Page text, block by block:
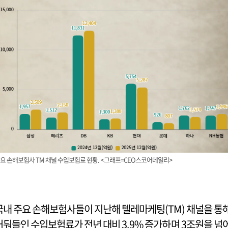
손해보험사 TM 채널 수입보험료 현황. <그래프=CEO스코어데일리>
내 주요 손해보험사들이 지난해 텔레마케팅(TM) 채널을 통
둬들인 수입보험료가 전년 대비 3.9% 증가하며 3조원을 넘